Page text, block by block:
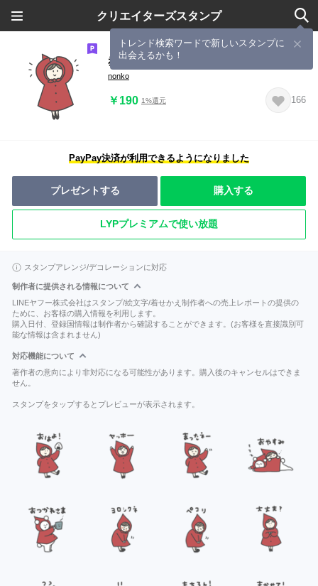
クリエイターズスタンプ
トレンド検索ワードで新しいスタンプに
出会えるかも！
赤ずきんちゃん、1
nonko
￥190 1%還元 166
PayPay決済が利用できるようになりました
プレゼントする 購入する
LYPプレミアムで使い放題
スタンプアレンジ/デコレーションに対応
制作者に提供される情報について
LINEヤフー株式会社はスタンプ/絵文字/着せかえ制作者への売上レポートの提供の
ために、お客様の購入情報を利用します。
購入日付、登録国情報は制作者から確認することができます。(お客様を直接識別可
能な情報は含まれません)
対応機能について
著作者の意向により非対応になる可能性があります。購入後のキャンセルはできま
せん。
スタンプをタップするとプレビューが表示されます。